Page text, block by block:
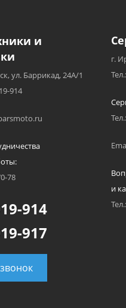
и
ул. Баррикад, 24А/1
914
78
914
917
г.
и